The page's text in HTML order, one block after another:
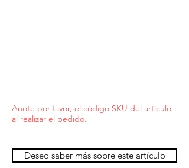
Anote por favor, el código SKU del artículo
al realizar el pedido.
Deseo saber más sobre este artículo